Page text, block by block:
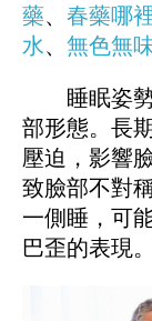
藥、 春藥哪
水、 無色無
睡眠姿勢
部形態。長
壓迫，影響
致臉部不對
一側睡，可
巴歪的表現。